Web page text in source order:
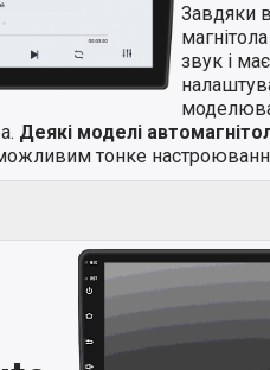
Завдяки
звук і
Деякі моделі
тонке